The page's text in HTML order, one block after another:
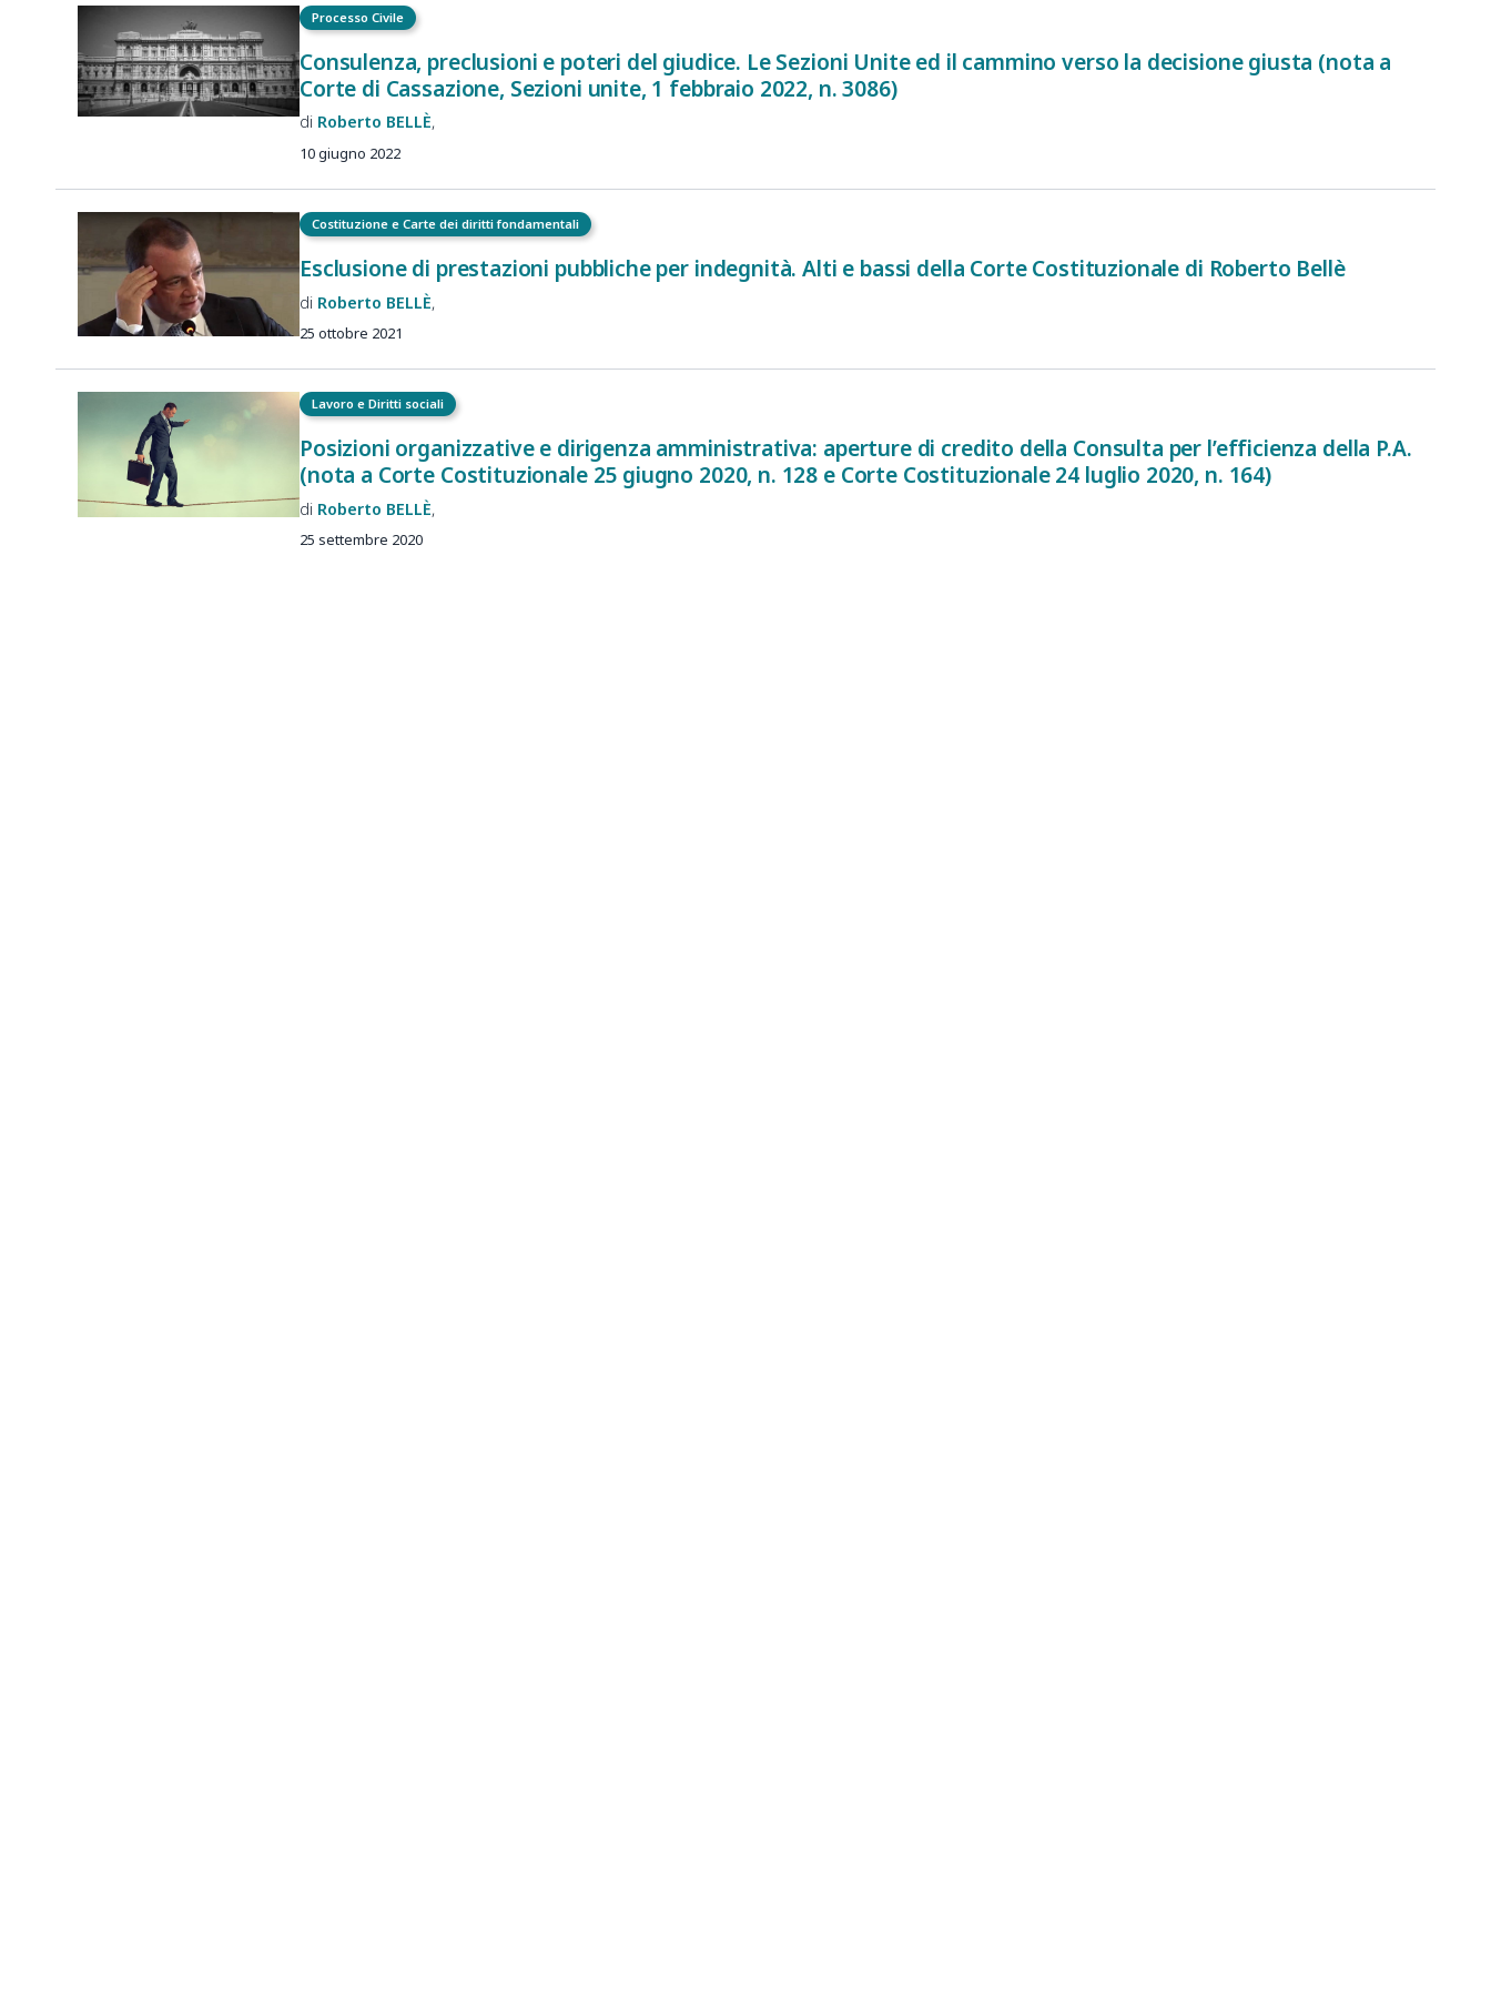
Processo Civile
Consulenza, preclusioni e poteri del giudice. Le Sezioni Unite ed il cammino verso la decisione giusta (nota a
Corte di Cassazione, Sezioni unite, 1 febbraio 2022, n. 3086)
Roberto BELLÈ
10 giugno 2022
Costituzione e Carte dei diritti fondamentali
Esclusione di prestazioni pubbliche per indegnità. Alti e bassi della Corte Costituzionale di Roberto Bellè
Roberto BELLÈ
25 ottobre 2021
Lavoro e Diritti sociali
Posizioni organizzative e dirigenza amministrativa: aperture di credito della Consulta per l’efficienza della P.A.
(nota a Corte Costituzionale 25 giugno 2020, n. 128 e Corte Costituzionale 24 luglio 2020, n. 164)
Roberto BELLÈ
25 settembre 2020